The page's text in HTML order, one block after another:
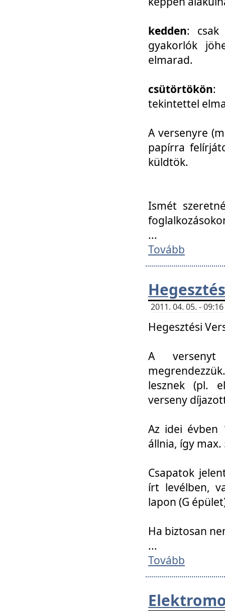
kedden: csak
gyakorlók
elmarad.
csütörtökön:
tekintettel
A versenyre
papírra
küldtök.
Ismét
...
Tovább
2011. 04. 05. -
Hegesztési
A versenyt
lesznek (pl.
verseny
Az idei évben
állnia, így
Csapatok
írt levélben,
lapon (G
Ha biztosan
...
Tovább